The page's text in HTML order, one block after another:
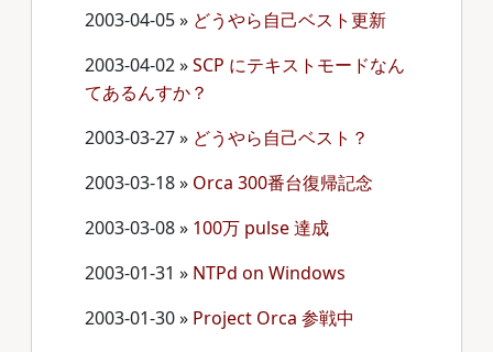
2003-04-05» どうやら自己ベスト更新
2003-04-02»SCP にテキストモードなん
てあるんすか？
2003-03-27» どうやら自己ベスト？
2003-03-18» Orca 300番台復帰記念
2003-03-08» 100万 pulse 達成
2003-01-31 » NTPd on Windows
2003-01-30» Project Orca 参戦中